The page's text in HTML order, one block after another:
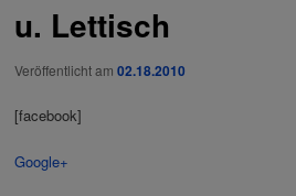
u. Lettisch
Veröffentlicht am02.18.2010
[facebook]
Google+